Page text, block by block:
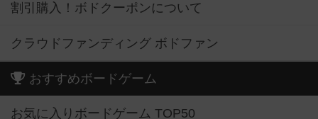
割引購入！ボドクーポンについて
クラウドファンディング ボドファン
おすすめボードゲーム
お気に入りボードゲーム TOP50